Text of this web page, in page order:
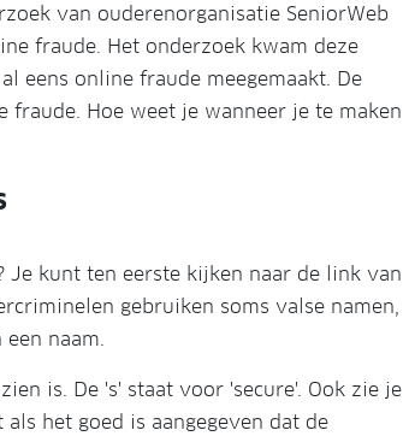
van ouderenorganisatie SeniorWeb
fraude. Het onderzoek kwam deze
eens online fraude meegemaakt. De
Hoe weet je wanneer je te maken
kunt ten eerste kijken naar de link van
gebruiken soms valse namen,
naam.
is. De 's' staat voor 'secure'. Ook zie je
het goed is aangegeven dat de